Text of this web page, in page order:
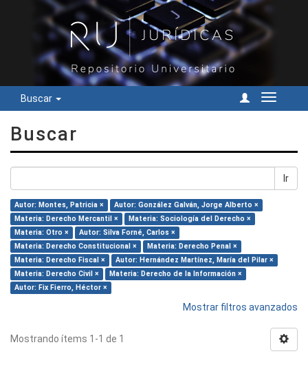
Buscar
Cambiar
Buscar
Ir
Autor: Montes, Patricia ×
Autor: González Galván, Jorge Alberto ×
Materia: Derecho Mercantil ×
Materia: Sociología del Derecho ×
Materia: Otro ×
Autor: Silva Forné, Carlos ×
Materia: Derecho Constitucional ×
Materia: Derecho Penal ×
Materia: Derecho Fiscal ×
Autor: Hernández Martínez, María del Pilar ×
Materia: Derecho Civil ×
Materia: Derecho de la Información ×
Autor: Fix Fierro, Héctor ×
Mostrar filtros avanzados
Mostrando ítems 1-1 de 1